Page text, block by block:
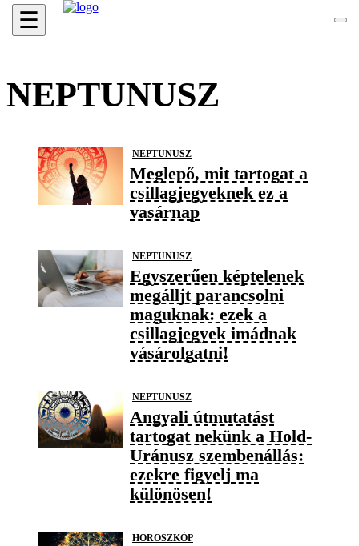
☰
NEPTUNUSZ
NEPTUNUSZ
Meglepő, mit tartogat a
csillagjegyeknek ez a
vasárnap
NEPTUNUSZ
Egyszerűen képtelenek
megálljt parancsolni
maguknak: ezek a
csillagjegyek imádnak
vásárolgatni!
NEPTUNUSZ
Angyali útmutatást
tartogat nekünk a Hold-
Uránusz szembenállás:
ezekre figyelj ma
különösen!
HOROSZKÓP